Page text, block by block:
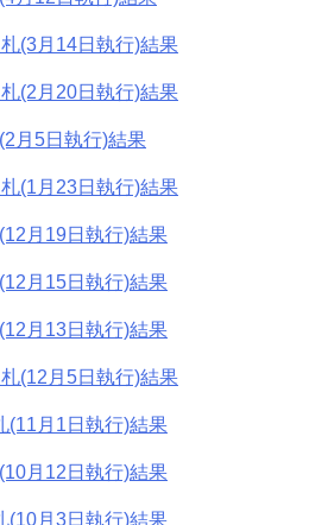
(3月14日執行)結果
(2月20日執行)結果
月5日執行)結果
(1月23日執行)結果
月19日執行)結果
月15日執行)結果
月13日執行)結果
(12月5日執行)結果
(11月1日執行)結果
月12日執行)結果
(10月3日執行)結果